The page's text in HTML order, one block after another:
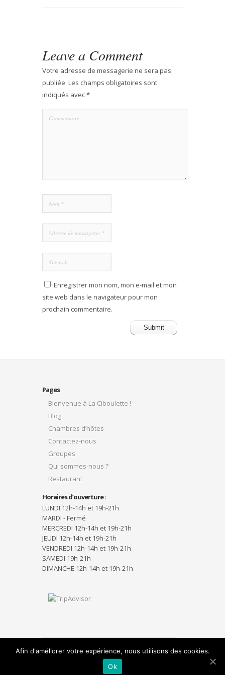
Leave a Comment
Votre adresse de messagerie ne sera pas
publiée. Les champs obligatoires sont
indiqués avec*
Enregistrer mon nom, mon e-mail et mon
site web dans le navigateur pour mon
prochain commentaire.
Pages
Bienvenue à La Ciboulette !
Blog
Chambres d’hôtes
Contactez-nous
Groupes
Qui sommes-nous ?
Restaurant
Horaires d’ouverture :
LUNDI 12h-14h et 19h-21h
MARDI - Fermé
MERCREDI 12h-14h et 19h-21h
JEUDI 12h-14h et 19h-21h
VENDREDI 12h-14h et 19h-21h
SAMEDI 19h-21h
DIMANCHE 12h-14h et 19h-21h
Designed byElegant Themes| Powered by
Afin d'améliorer votre expérience, nous utilisons des cookies.
Ok